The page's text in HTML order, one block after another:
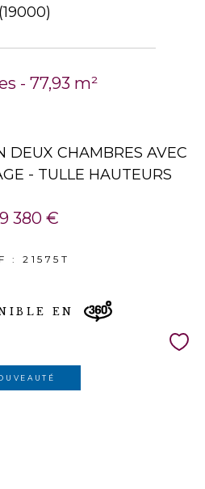
(19000)
- 77,93 m²
DEUX CHAMBRES AVEC
- TULLE HAUTEURS
380 €
: 21575T
EN